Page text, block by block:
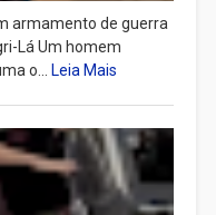
armamento de guerra
Lá Um homem
o...
Leia Mais